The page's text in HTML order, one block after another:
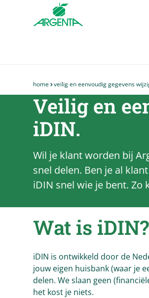
Ga naar de
hoofdinhoud
Je
bent
hier
home veilig en eenvoudig gegevens
Veilig en
iDIN.
Wil je klant worden bij
snel delen. Ben je al
iDIN snel wie je bent. Zo
Wat is iDIN?
iDIN is ontwikkeld door de
jouw eigen huisbank (waar je
delen. We slaan geen
het kost je niets.